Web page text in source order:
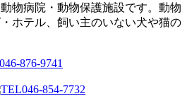
物病院・動物保護施設です。動物
ホテル、飼い主のいない犬や猫の
046-876-9741
046-854-7732